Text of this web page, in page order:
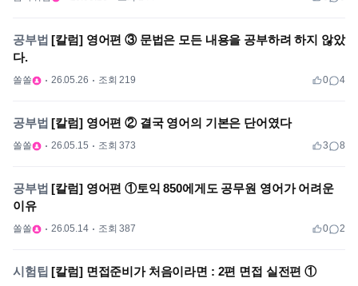
공부법 [칼럼] 영어편 ③ 문법은 모든 내용을 공부하려 하지 않았
다.
쏠쏠 26.05.26 조회 219 0 4
공부법 [칼럼] 영어편 ② 결국 영어의 기본은 단어였다
쏠쏠 26.05.15 조회 373 3 8
공부법 [칼럼] 영어편 ①토익 850에게도 공무원 영어가 어려운
이유
쏠쏠 26.05.14 조회 387 0 2
시험팁 [칼럼] 면접준비가 처음이라면 : 2편 면접 실전편 ①